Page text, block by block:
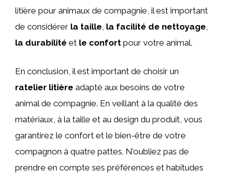
litière pour animaux de compagnie, il est important
de considérer la taille la facilité de nettoyage
la durabilité et le confort pour votre animal.
En conclusion, il est important de choisir un
ratelier litière adapté aux besoins de votre
animal de compagnie. En veillant à la qualité des
matériaux, à la taille et au design du produit, vous
garantirez le confort et le bien-être de votre
compagnon à quatre pattes. N’oubliez pas de
prendre en compte ses préférences et habitudes